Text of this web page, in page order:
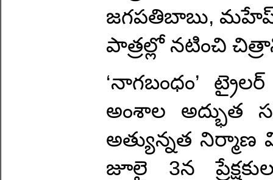
జగపతిబాబు, మహేష్
పాత్రల్లో నటించి
‘నాగబంధం’
అంశాల అద్భుత
అత్యున్నత నిర్మాణ
జూలై 3న